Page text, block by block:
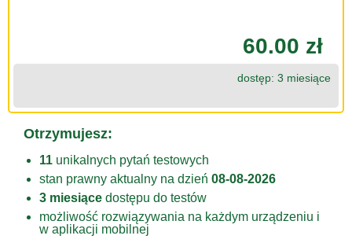
60.00 zł
dostęp: 3 miesiące
Otrzymujesz:
11 unikalnych pytań testowych
stan prawny aktualny na dzień 08-08-2026
3 miesiące dostępu do testów
możliwość rozwiązywania na każdym urządzeniu i
w aplikacji mobilnej